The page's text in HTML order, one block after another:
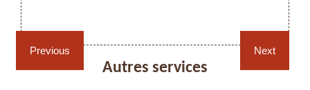
chaises et sièges 59
Cannage fauteuil, chaises
et sièges 59
Previous
telle
Next
Autres services